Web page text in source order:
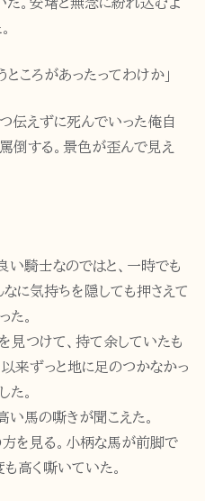
。安堵と無念に紛れ込むよ
ところがあったってわけか」
伝えずに死んでいった俺自
罵倒する。景色が歪んで見え
騎士なのではと、一時でも
に気持ちを隠しても押さえて
た。
見つけて、持て余していたも
来ずっと地に足のつかなかっ
た。
い馬の嘶きが聞こえた。
を見る。小柄な馬が前脚で
高く嘶いていた。